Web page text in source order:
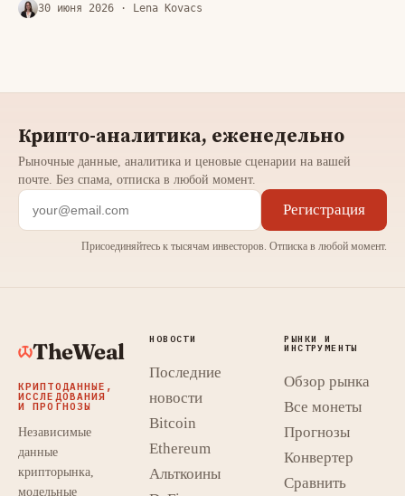
30 июня 2026 · Lena Kovacs
Крипто-аналитика, еженедельно
Рыночные данные, аналитика и ценовые сценарии на вашей
почте. Без спама, отписка в любой момент.
Регистрация
Присоединяйтесь к тысячам инвесторов. Отписка в любой момент.
TheWeal
КРИПТОДАННЫЕ,
ИССЛЕДОВАНИЯ
И ПРОГНОЗЫ
Независимые
данные
крипторынка,
модельные
НОВОСТИ
Последние
новости
Bitcoin
Ethereum
Альткоины
РЫНКИ И
ИНСТРУМЕНТЫ
Обзор рынка
Все монеты
Прогнозы
Конвертер
Сравнить